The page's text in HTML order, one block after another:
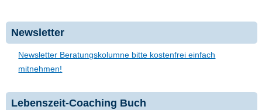
Newsletter
Newsletter Beratungskolumne bitte kostenfrei einfach
mitnehmen!
Lebenszeit-Coaching Buch